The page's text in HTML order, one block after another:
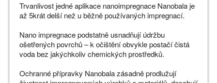
Trvanlivost jedné aplikace nanoimpregnace Nanobala je
až 5krát delší než u běžně používaných impregnací.
Nano impregnace podstatně usnadňují údržbu
ošetřených povrchů – k očištění obvykle postačí čistá
voda bez jakýchkoliv chemických prostředků.
Ochranné přípravky Nanobala zásadně prodlužují